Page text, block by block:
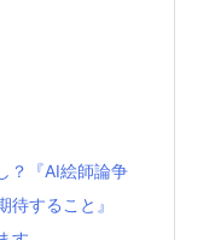
？『AI絵師論争
待すること』